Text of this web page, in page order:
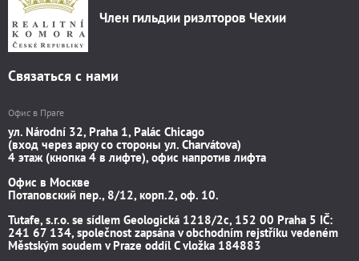
Член гильдии риэлторов Чехии
Связаться с нами
Офис в Праге
ул. Národní 32, Praha 1, Palác Chicago
(вход через арку со стороны ул. Charvátova)
4 этаж (кнопка 4 в лифте), офис напротив лифта
Офис в Москве
Потаповский пер., 8/12, корп.2, оф. 10.
Tutafe, s.r.o. se sídlem Geologická 1218/2c, 152 00 Praha 5 IČ:
241 67 134, společnost zapsána v obchodním rejstříku vedeném
Městským soudem v Praze oddíl C vložka 184883